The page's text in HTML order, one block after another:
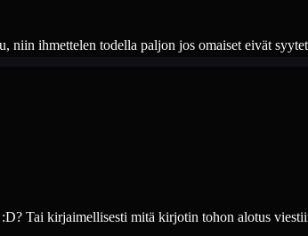
niin ihmettelen todella paljon jos omaiset eivät
Tai kirjaimellisesti mitä kirjotin tohon alotus